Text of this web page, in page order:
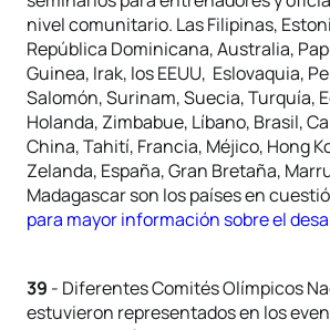
nivel comunitario. Las Filipinas,
República Dominicana, Australia,
Guinea, Irak, los EEUU, Eslovaquia,
Salomón, Surinam, Suecia, Turquía,
Holanda, Zimbabue, Líbano, Brasil,
China, Tahití, Francia, Méjico, Hong
Zelanda, España, Gran Bretaña,
Madagascar son los países en
para mayor información sobre el
39 - Diferentes Comités Olímpicos
estuvieron representados en los